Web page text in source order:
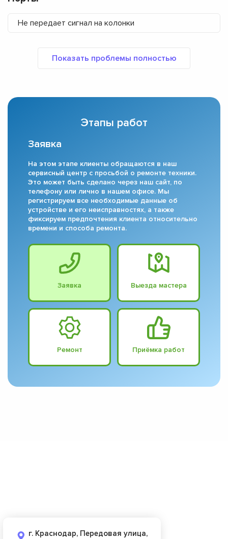
Не передает сигнал на колонки
Этапы работ
Заявка
На этом этапе клиенты обращаются в наш
сервисный центр с просьбой о ремонте техники.
Это может быть сделано через наш сайт, по
телефону или лично в нашем офисе. Мы
регистрируем все необходимые данные об
устройстве и его неисправностях, а также
фиксируем предпочтения клиента относительно
времени и способа ремонта.
Заявка Выезда мастера
Ремонт Приёмка работ
г. Краснодар, Передовая улица,